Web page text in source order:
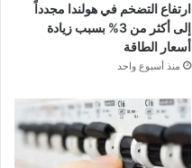
ارتفاع التضخم في هولندا مجدداً
إلى أكثر من 3% بسبب زيادة
أسعار الطاقة
منذ أسبوع واحد